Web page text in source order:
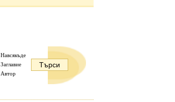
Навсякъде
Заглавие
Автор